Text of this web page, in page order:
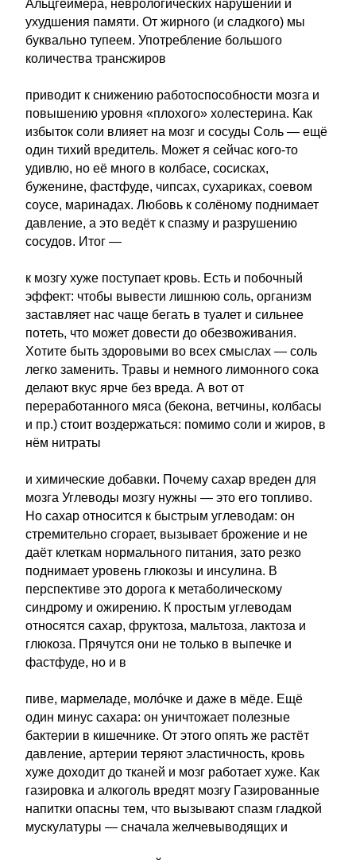
Альцгеймера, неврологических нарушений и
ухудшения памяти. От жирного (и сладкого) мы
буквально тупеем. Употребление большого
количества трансжиров
приводит к снижению работоспособности мозга и
повышению уровня «плохого» холестерина. Как
избыток соли влияет на мозг и сосуды Соль — ещё
один тихий вредитель. Может я сейчас кого-то
удивлю, но её много в колбасе, сосисках,
буженине, фастфуде, чипсах, сухариках, соевом
соусе, маринадах. Любовь к солёному поднимает
давление, а это ведёт к спазму и разрушению
сосудов. Итог —
к мозгу хуже поступает кровь. Есть и побочный
эффект: чтобы вывести лишнюю соль, организм
заставляет нас чаще бегать в туалет и сильнее
потеть, что может довести до обезвоживания.
Хотите быть здоровыми во всех смыслах — соль
легко заменить. Травы и немного лимонного сока
делают вкус ярче без вреда. А вот от
переработанного мяса (бекона, ветчины, колбасы
и пр.) стоит воздержаться: помимо соли и жиров, в
нём нитраты
и химические добавки. Почему сахар вреден для
мозга Углеводы мозгу нужны — это его топливо.
Но сахар относится к быстрым углеводам: он
стремительно сгорает, вызывает брожение и не
даёт клеткам нормального питания, зато резко
поднимает уровень глюкозы и инсулина. В
перспективе это дорога к метаболическому
синдрому и ожирению. К простым углеводам
относятся сахар, фруктоза, мальтоза, лактоза и
глюкоза. Прячутся они не только в выпечке и
фастфуде, но и в
пиве, мармеладе, молóчке и даже в мёде. Ещё
один минус сахара: он уничтожает полезные
бактерии в кишечнике. От этого опять же растёт
давление, артерии теряют эластичность, кровь
хуже доходит до тканей и мозг работает хуже. Как
газировка и алкоголь вредят мозгу Газированные
напитки опасны тем, что вызывают спазм гладкой
мускулатуры — сначала желчевыводящих и